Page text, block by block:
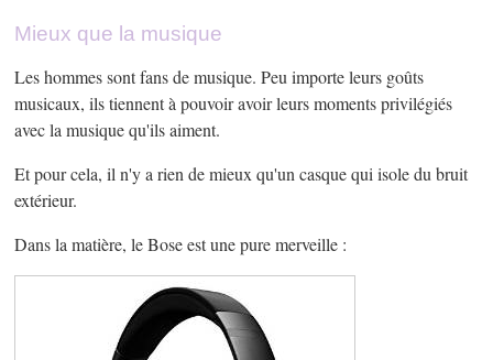
Mieux que la musique
Les hommes sont fans de musique. Peu importe leurs goûts
musicaux, ils tiennent à pouvoir avoir leurs moments privilégiés
avec la musique qu'ils aiment.
Et pour cela, il n'y a rien de mieux qu'un casque qui isole du bruit
extérieur.
Dans la matière, le Bose est une pure merveille :